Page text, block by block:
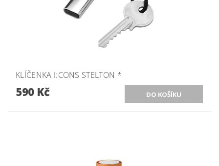
KLÍČENKA I:CONS STELTON *
590 Kč